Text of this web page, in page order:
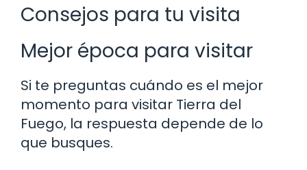
Consejos para tu visita
Mejor época para visitar
Si te preguntas cuándo es el mejor
momento para visitar Tierra del
Fuego, la respuesta depende de lo
que busques.